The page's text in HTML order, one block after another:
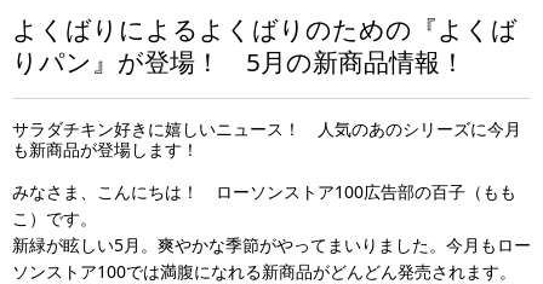
よくばりによるよくばりのための『よくば
りパン』が登場！ 5月の新商品情報！
サラダチキン好きに嬉しいニュース！ 人気のあのシリーズに今月
も新商品が登場します！
みなさま、こんにちは！ ローソンストア100広告部の百子（もも
こ）です。
新緑が眩しい5月。爽やかな季節がやってまいりました。今月もロー
ソンストア100では満腹になれる新商品がどんどん発売されます。